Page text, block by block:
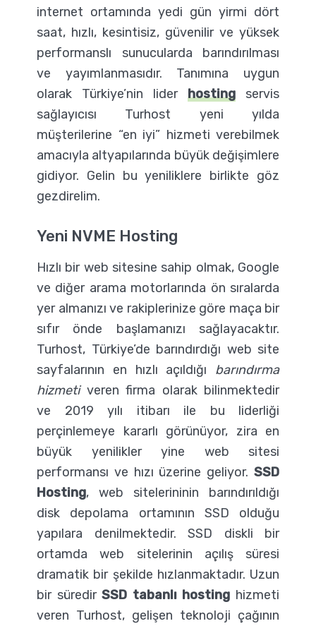
internet ortamında yedi gün yirmi dört
saat, hızlı, kesintisiz, güvenilir ve yüksek
performanslı sunucularda barındırılması
ve yayımlanmasıdır. Tanımına uygun
olarak Türkiye’nin lider hosting servis
sağlayıcısı Turhost yeni yılda
müşterilerine “en iyi” hizmeti verebilmek
amacıyla altyapılarında büyük değişimlere
gidiyor. Gelin bu yeniliklere birlikte göz
gezdirelim.
Yeni NVME Hosting
Hızlı bir web sitesine sahip olmak, Google
ve diğer arama motorlarında ön sıralarda
yer almanızı ve rakiplerinize göre maça bir
sıfır önde başlamanızı sağlayacaktır.
Turhost, Türkiye’de barındırdığı web site
sayfalarının en hızlı açıldığı barındırma
hizmetiveren firma olarak bilinmektedir
ve 2019 yılı itibarı ile bu liderliği
perçinlemeye kararlı görünüyor, zira en
büyük yenilikler yine web sitesi
performansı ve hızı üzerine geliyor. SSD
Hosting, web sitelerininin barındırıldığı
disk depolama ortamının SSD olduğu
yapılara denilmektedir. SSD diskli bir
ortamda web sitelerinin açılış süresi
dramatik bir şekilde hızlanmaktadır. Uzun
bir süredirSSD tabanlı hosting hizmeti
veren Turhost, gelişen teknoloji çağının